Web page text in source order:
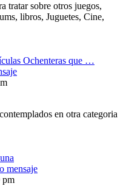
tratar sobre otros juegos,
libros, Juguetes, Cine,
Ochenteras que …
en otra categoria
mensaje
pm